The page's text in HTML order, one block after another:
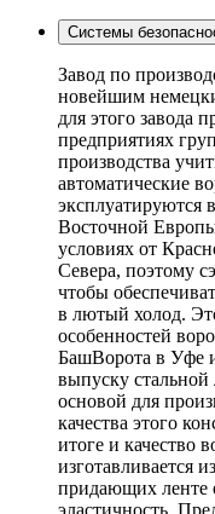
Системы
Завод по
новейшим
для этого завода
предприятиях
производства
автоматические
эксплуатируются
Восточной
условиях от
Севера, поэтому
чтобы
в лютый холод.
особенностей
БашВорота в Уфе
выпуску
основой для
качества этого
итоге и качество
изготавливается
придающих ленте
эластичность.